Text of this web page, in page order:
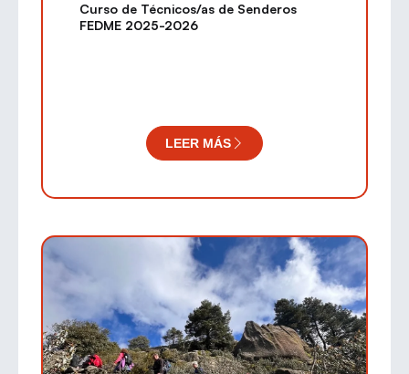
Curso de Técnicos/as de Senderos
FEDME 2025-2026
LEER MÁS